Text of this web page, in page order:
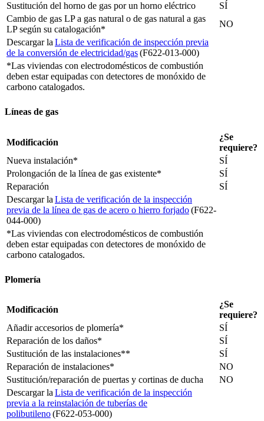
Sustitución del horno de gas por un horno eléctrico
SÍ
Cambio de gas LP a gas natural o de gas natural a gas
LP según su catalogación*
NO
Descargar la Lista de verificación de inspección previa
de la conversión de electricidad/gas(F622-013-000)
*Las viviendas con electrodomésticos de combustión
deben estar equipadas con detectores de monóxido de
carbono catalogados.
Líneas de gas
Modificación
¿Se
requiere?
Nueva instalación*
SÍ
Prolongación de la línea de gas existente*
SÍ
Reparación
SÍ
Descargar la Lista de verificación de la inspección
previa de la línea de gas de acero o hierro forjado(F622-
044-000)
*Las viviendas con electrodomésticos de combustión
deben estar equipadas con detectores de monóxido de
carbono catalogados.
Plomería
Modificación
¿Se
requiere?
Añadir accesorios de plomería*
SÍ
Reparación de los daños*
SÍ
Sustitución de las instalaciones**
SÍ
Reparación de instalaciones*
NO
Sustitución/reparación de puertas y cortinas de ducha
NO
Descargar la Lista de verificación de la inspección
previa a la reinstalación de tuberías de
polibutileno(F622-053-000)